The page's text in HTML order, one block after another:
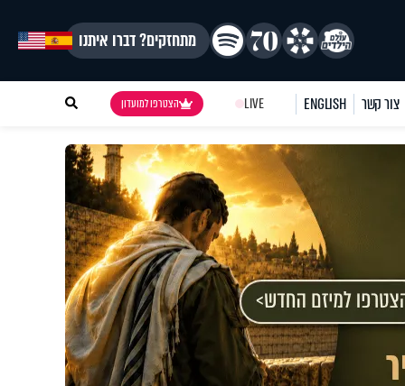
מתחזקים? דברו איתנו
צור קשר ENGLISH
LIVE הצטרפו למועדון